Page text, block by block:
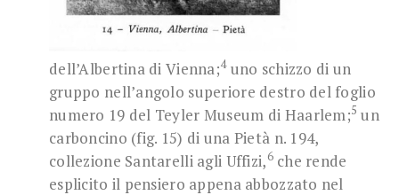
dell’Albertina di Vienna;4uno schizzo di un
gruppo nell’angolo superiore destro del foglio
numero 19 del Teyler Museum di Haarlem;5 un
carboncino (fig. 15) di una Pietà n. 194,
collezione Santarelli agli Uffizi,6che rende
esplicito il pensiero appena abbozzato nel